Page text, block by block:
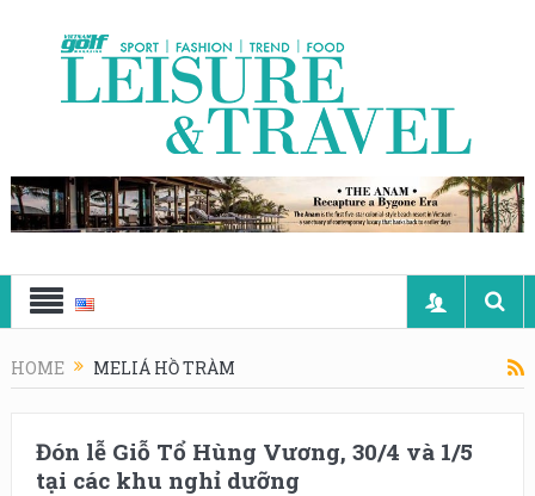
HOME MELIÁ HỒ TRÀM
Đón lễ Giỗ Tổ Hùng Vương, 30/4 và 1/5
tại các khu nghỉ dưỡng